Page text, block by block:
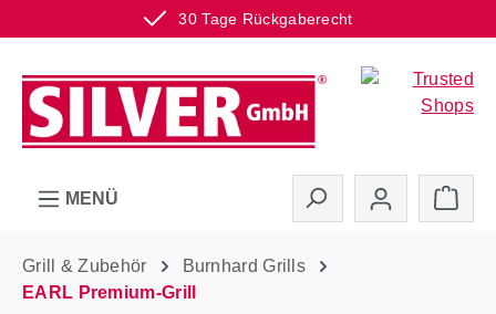
30 Tage Rückgaberecht
Zum Hauptinhalt springen
MENÜ
Grill & Zubehör
Burnhard Grills
EARL Premium-Grill